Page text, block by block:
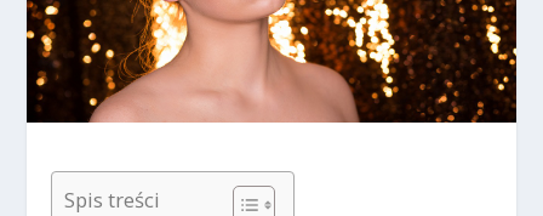
Spis treści